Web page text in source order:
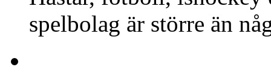
spelbolag är större än